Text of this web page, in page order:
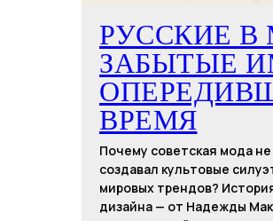
РУССКИЕ В
ЗАБЫТЫЕ
ВРЕМЯ
Почему советская мода
создавал культовые
мировых трендов?
дизайна — от Надежды